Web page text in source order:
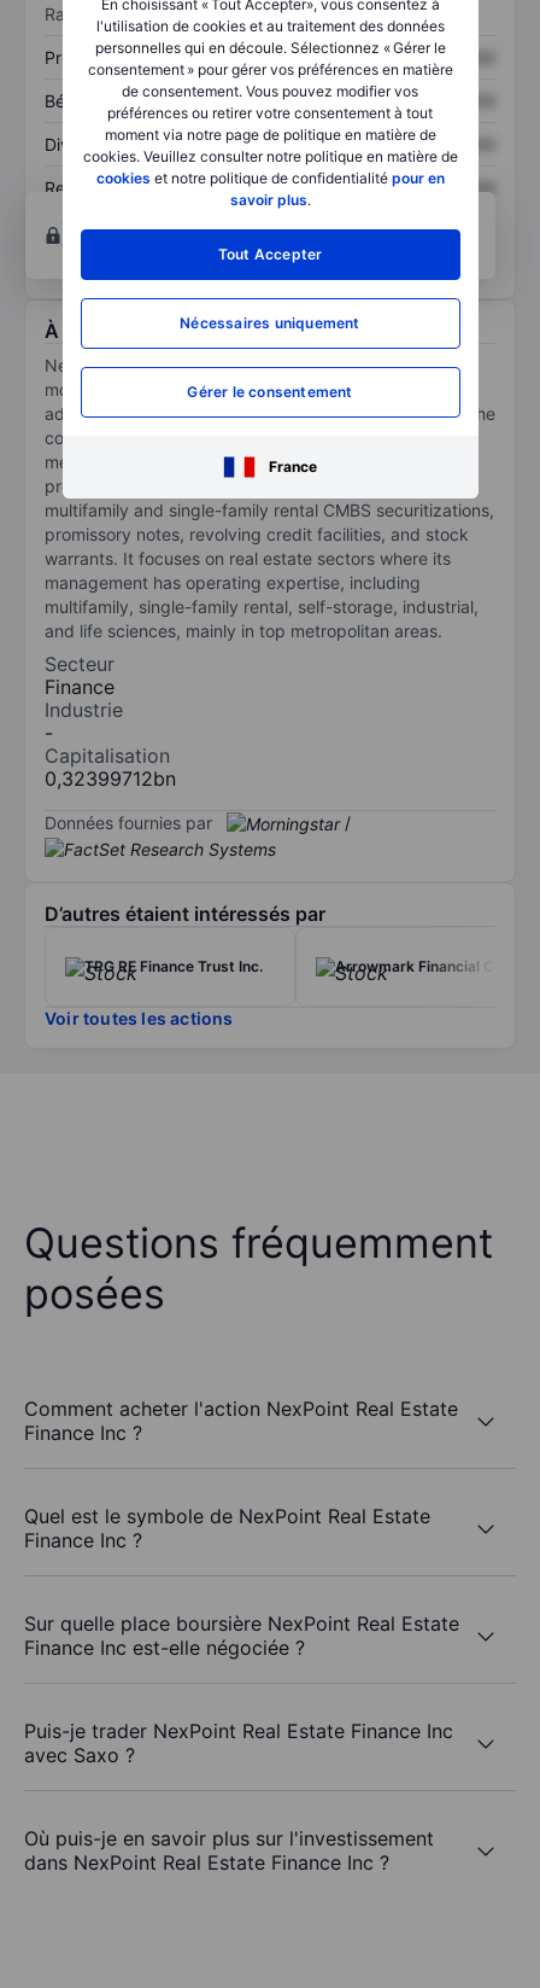
En choisissant « Tout Accepter», vous consentez à
l'utilisation de cookies et au traitement des données
personnelles qui en découle. Sélectionnez « Gérer le
consentement » pour gérer vos préférences en matière
de consentement. Vous pouvez modifier vos
préférences ou retirer votre consentement à tout
moment via notre page de politique en matière de
cookies. Veuillez consulter notre politique en matière de
cookies et notre politique de confidentialité pour en
savoir plus.
Tout Accepter
Nécessaires uniquement
Gérer le consentement
France
Ratios
Prix / ventes XXXXXXX XXXXXXX
Bénéfice par action XXXXXXX
Dividende par action XXXXXXX XXXXXXX
Rendement des
XXXXXXX
XXXXXXX
Ouvrir un compte
techniques et d’analyses.
À propos NexPoint Real Estate Finance Inc
NexPoint Real Estate Finance Inc is a commercial
mortgage REIT focused on generating attractive, risk-
adjusted returns for shareholders over the long term. The
company invests mainly in first-lien mortgage loans,
mezzanine loans, preferred equity, multifamily
properties, and common equity investments, as well as
multifamily and single-family rental CMBS securitizations,
promissory notes, revolving credit facilities, and stock
warrants. It focuses on real estate sectors where its
management has operating expertise, including
multifamily, single-family rental, self-storage, industrial,
and life sciences, mainly in top metropolitan areas.
Secteur
Finance
Industrie
-
Capitalisation
0,32399712bn
Données fournies par /
D’autres étaient intéressés par
TPG RE Finance Trust Inc. Arrowmark Financial Corp.
Voir toutes les actions
Questions fréquemment
posées
Comment acheter l'action NexPoint Real Estate
Finance Inc ?
Quel est le symbole de NexPoint Real Estate
Finance Inc ?
Sur quelle place boursière NexPoint Real Estate
Finance Inc est-elle négociée ?
Puis-je trader NexPoint Real Estate Finance Inc
avec Saxo ?
Où puis-je en savoir plus sur l'investissement
dans NexPoint Real Estate Finance Inc ?